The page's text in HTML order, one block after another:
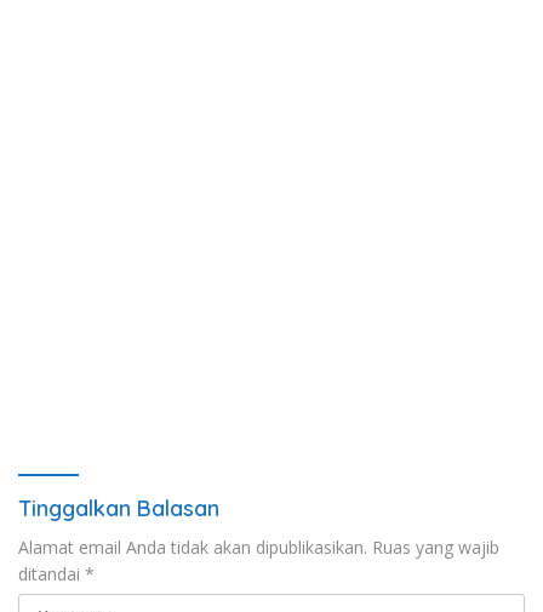
Tinggalkan Balasan
Alamat email Anda tidak akan dipublikasikan. Ruas yang wajib
ditandai *